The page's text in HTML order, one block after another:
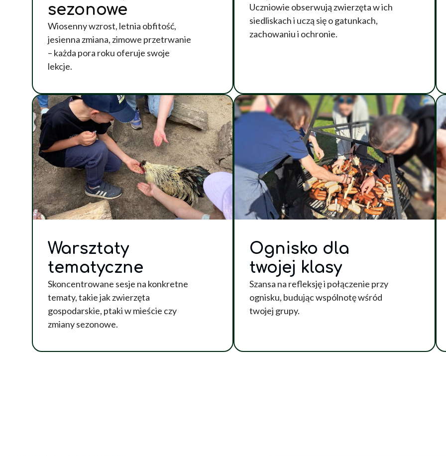
sezonowe
Wiosenny wzrost, letnia obfitość,
jesienna zmiana, zimowe przetrwanie
– każda pora roku oferuje swoje
lekcje.
Uczniowie obserwują zwierzęta w ich
siedliskach i uczą się o gatunkach,
zachowaniu i ochronie.
Warsztaty
tematyczne
Skoncentrowane sesje na konkretne
tematy, takie jak zwierzęta
gospodarskie, ptaki w mieście czy
zmiany sezonowe.
Ognisko dla
twojej klasy
Szansa na refleksję i połączenie przy
ognisku, budując wspólnotę wśród
twojej grupy.